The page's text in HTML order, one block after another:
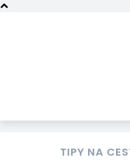
TIPY NA